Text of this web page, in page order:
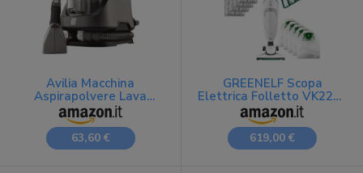
Avilia Macchina
Aspirapolvere Lava
Tappeti - Lava Moquette
- Lava interni auto Cavo
da 3 Metri, Serbatoi da
1,4L e 1,200L Tecnologia
63,60 €
GREENELF Scopa
Elettrica Folletto VK220s
Nuova, Potente -
Completa di 5 Anni di
Accessori Compatibili
inclusi | Iconico Kobold
619,00 €